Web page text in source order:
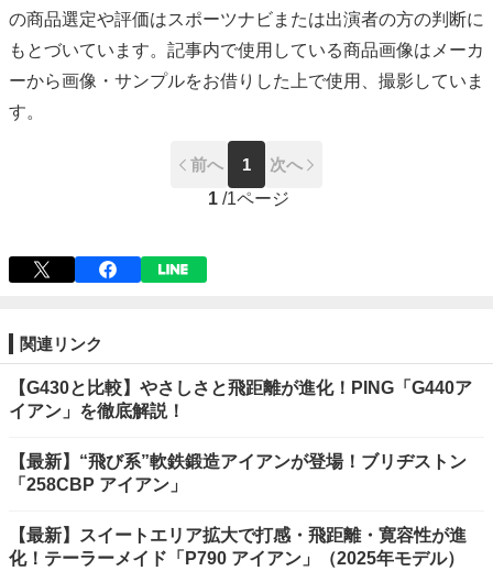
の商品選定や評価はスポーツナビまたは出演者の方の判断に
もとづいています。記事内で使用している商品画像はメーカ
ーから画像・サンプルをお借りした上で使用、撮影していま
す。
前へ 1
次へ
1 /1ページ
関連リンク
【G430と比較】やさしさと飛距離が進化！PING「G440ア
イアン」を徹底解説！
【最新】“飛び系”軟鉄鍛造アイアンが登場！ブリヂストン
「258CBP アイアン」
【最新】スイートエリア拡大で打感・飛距離・寛容性が進
化！テーラーメイド「P790 アイアン」（2025年モデル）